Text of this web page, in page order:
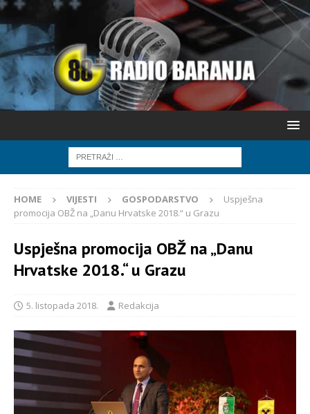
HOME VIJESTI GOSPODARSTVO
Uspješna
promocija OBŽ na „Danu Hrvatske 2018.“ u Grazu
Uspješna promocija OBŽ na „Danu
Hrvatske 2018.“ u Grazu
5. listopada 2018. Redakcija